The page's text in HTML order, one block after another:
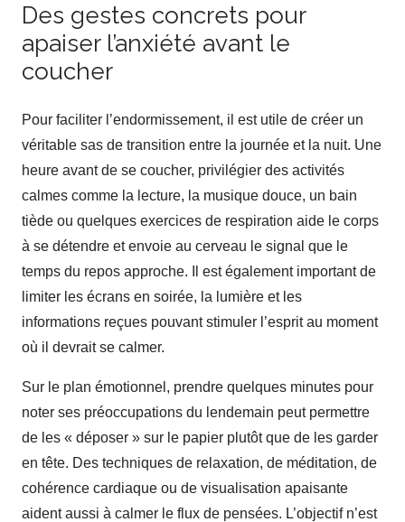
Des gestes concrets pour
apaiser l’anxiété avant le
coucher
Pour faciliter l’endormissement, il est utile de créer un
véritable sas de transition entre la journée et la nuit. Une
heure avant de se coucher, privilégier des activités
calmes comme la lecture, la musique douce, un bain
tiède ou quelques exercices de respiration aide le corps
à se détendre et envoie au cerveau le signal que le
temps du repos approche. Il est également important de
limiter les écrans en soirée, la lumière et les
informations reçues pouvant stimuler l’esprit au moment
où il devrait se calmer.
Sur le plan émotionnel, prendre quelques minutes pour
noter ses préoccupations du lendemain peut permettre
de les « déposer » sur le papier plutôt que de les garder
en tête. Des techniques de relaxation, de méditation, de
cohérence cardiaque ou de visualisation apaisante
aident aussi à calmer le flux de pensées. L’objectif n’est